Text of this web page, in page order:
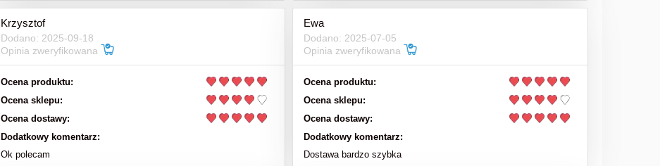
Krzysztof
Dodano: 2025-09-18
Opinia zweryfikowana
Ocena produktu:
Ocena sklepu:
Ocena dostawy:
Dodatkowy komentarz:
Ok polecam
Ewa
Dodano: 2025-07-05
Opinia zweryfikowana
Ocena produktu:
Ocena sklepu:
Ocena dostawy:
Dodatkowy komentarz:
Dostawa bardzo szybka